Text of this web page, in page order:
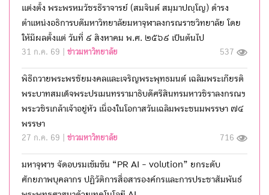
แต่งตั้ง พระพรหมวัชรธีราจารย์ (สมจินต์ สมฺมาปญฺโญ) ดำรง
ตำแหน่งอธิการบดีมหาวิทยาลัยมหาจุฬาลงกรณราชวิทยาลัย โดย
ให้มีผลตั้งแต่ วันที่ ๙ สิงหาคม พ.ศ. ๒๕๖๙ เป็นต้นไป
31 ก.ค. 69 | ข่าวมหาวิทยาลัย 537
พิธีถวายพระพรชัยมงคลและเจริญพระพุทธมนต์ เฉลิมพระเกียรติ
พระบาทสมเด็จพระปรเมนทรรามาธิบดีศรีสินทรมหาวชิราลงกรณฯ
พระวชิรเกล้าเจ้าอยู่หัว เนื่องในโอกาสวันเฉลิมพระชนมพรรษา ๗๔
พรรษา
27 ก.ค. 69 | ข่าวมหาวิทยาลัย 716
มหาจุฬาฯ จัดอบรมเข้มข้น “PR AI - volution” ยกระดับ
ศักยภาพบุคลากร ปฏิวัติการสื่อสารองค์กรและการประชาสัมพันธ์